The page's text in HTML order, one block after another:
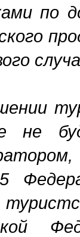
по
не